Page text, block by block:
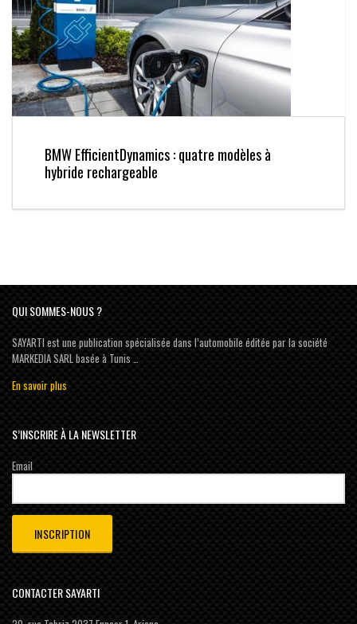
BMW EfficientDynamics : quatre modèles à
hybride rechargeable
QUI SOMMES-NOUS ?
SAYARTI est une publication spécialisée dans l’automobile éditée par la société
MARKEDIA SARL basée à Tunis …
En savoir plus
S’INSCRIRE À LA NEWSLETTER
Email
CONTACTER SAYARTI